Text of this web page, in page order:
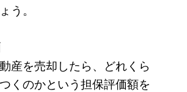
う。
産を売却したら、どれくら
くのかという担保評価額を